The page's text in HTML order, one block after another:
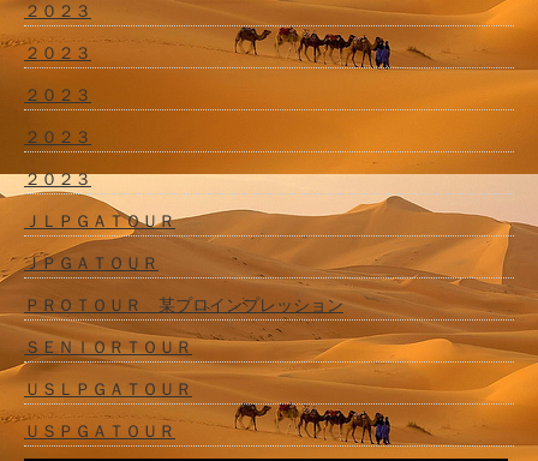
２０２３
２０２３
２０２３
２０２３
２０２３
ＪＬＰＧＡＴＯＵＲ
ＪＰＧＡＴＯＵＲ
ＰＲＯＴＯＵＲ 某プロインプレッション
ＳＥＮＩＯＲＴＯＵＲ
ＵＳＬＰＧＡＴＯＵＲ
ＵＳＰＧＡＴＯＵＲ